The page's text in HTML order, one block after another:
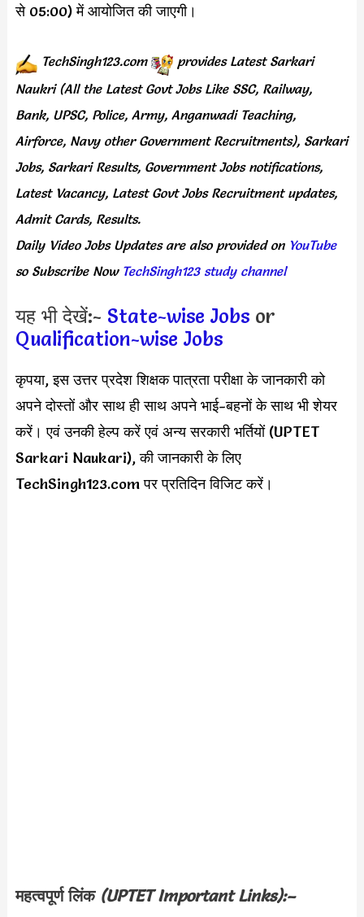
से 05:00) में आयोजित की जाएगी।
TechSingh123.com provides Latest Sarkari
Naukri (All the Latest Govt Jobs Like SSC, Railway,
Bank, UPSC, Police, Army, Anganwadi Teaching,
Airforce, Navy other Government Recruitments), Sarkari
Jobs, Sarkari Results, Government Jobs notifications,
Latest Vacancy, Latest Govt Jobs Recruitment updates,
Admit Cards, Results.
Daily Video Jobs Updates are also provided onYouTube
so Subscribe Now TechSingh123 study channel
यह भी देखें:- State-wise Jobs or
Qualification-wise Jobs
कृपया, इस उत्तर प्रदेश शिक्षक पात्रता परीक्षा के जानकारी को
अपने दोस्तों और साथ ही साथ अपने भाई-बहनों के साथ भी शेयर
करें। एवं उनकी हेल्प करें एवं अन्य सरकारी भर्तियों (UPTET
Sarkari Naukari), की जानकारी के लिए
TechSingh123.com पर प्रतिदिन विजिट करें।
महत्वपूर्ण लिंक (UPTET Important Links):–